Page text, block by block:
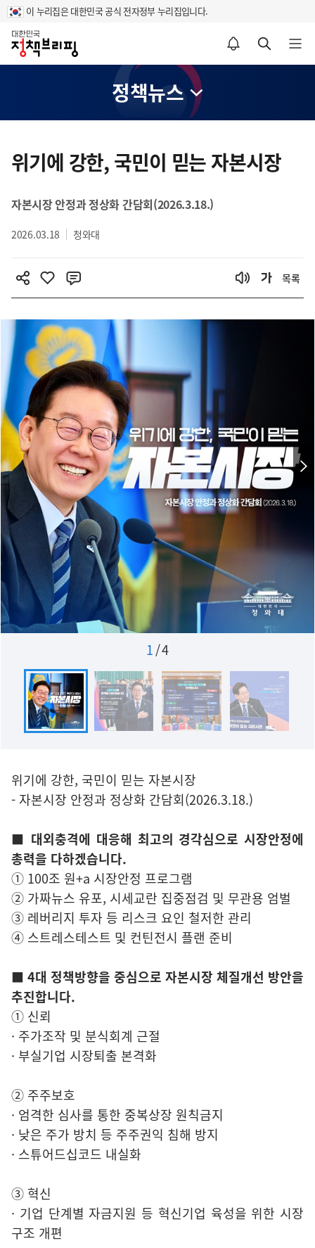
이 누리집은 대한민국 공식 전자정부 누리집입니다.
홈
알림설정 바로가기 검색 바로가기 메뉴 열기
정책뉴스
텐
츠
역
위기에 강한, 국민이 믿는 자본시장
자본시장 안정과 정상화 간담회(2026.3.18.)
2026.03.18 청와대
목록
1/4
위기에 강한, 국민이 믿는 자본시장
- 자본시장 안정과 정상화 간담회(2026.3.18.)
■ 대외충격에 대응해 최고의 경각심으로 시장안정에
총력을 다하겠습니다.
① 100조 원+a 시장안정 프로그램
② 가짜뉴스 유포, 시세교란 집중점검 및 무관용 엄벌
③ 레버리지 투자 등 리스크 요인 철저한 관리
④ 스트레스테스트 및 컨틴전시 플랜 준비
■ 4대 정책방향을 중심으로 자본시장 체질개선 방안을
추진합니다.
① 신뢰
· 주가조작 및 분식회계 근절
· 부실기업 시장퇴출 본격화
② 주주보호
· 엄격한 심사를 통한 중복상장 원칙금지
· 낮은 주가 방치 등 주주권익 침해 방지
· 스튜어드십코드 내실화
③ 혁신
· 기업 단계별 자금지원 등 혁신기업 육성을 위한 시장
구조 개편